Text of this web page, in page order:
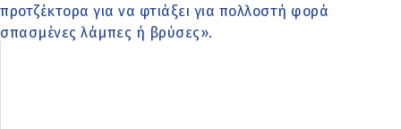
προτζέκτορα για να φτιάξει για πολλοστή φορά
σπασμένες λάμπες ή βρύσες».